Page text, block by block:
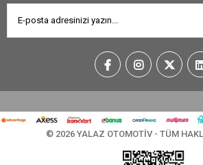
© 2026 YALAZ OTOMOTİV - TÜM